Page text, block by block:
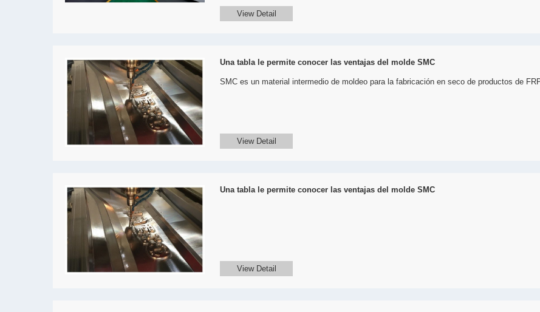
View Detail
Una tabla le permite conocer las ventajas del molde SMC
SMC es un material intermedio de moldeo para la fabricación en seco de productos de
View Detail
Una tabla le permite conocer las ventajas del molde SMC
View Detail